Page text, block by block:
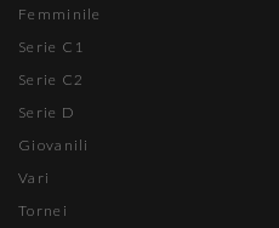
Femminile
Serie C1
Serie C2
Serie D
Giovanili
Vari
Tornei